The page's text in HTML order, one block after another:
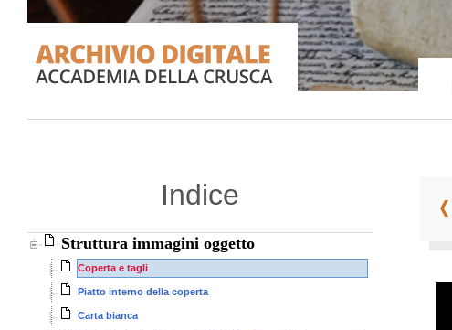
Indice
Struttura immagini oggetto
Coperta e tagli
Piatto interno della coperta
Carta bianca